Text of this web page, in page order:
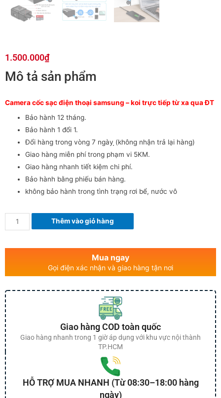
1.500.000₫
Mô tả sản phẩm
Camera cốc sạc điện thoại samsung – koi trực tiếp từ xa qua ĐT
Bảo hành 12 tháng.
Bảo hành 1 đổi 1.
Đổi hàng trong vòng 7 ngày ̣̣(không nhận trả lại hàng)
Giao hàng miễn phí trong phạm vi 5KM.
Giao hàng nhanh tiết kiệm chi phí.
Bảo hành bằng phiếu bán hàng.
không bảo hành trong tình trạng rơi bể, nước vô
Thêm vào giỏ hàng
Mua ngay
Gọi điện xác nhận và giao hàng tận nơi
Giao hàng COD toàn quốc
Giao hàng nhanh trong 1 giờ áp dụng với khu vực nội thành
TP.HCM
HỖ TRỢ MUA NHANH (Từ 08:30–18:00 hàng
ngày)